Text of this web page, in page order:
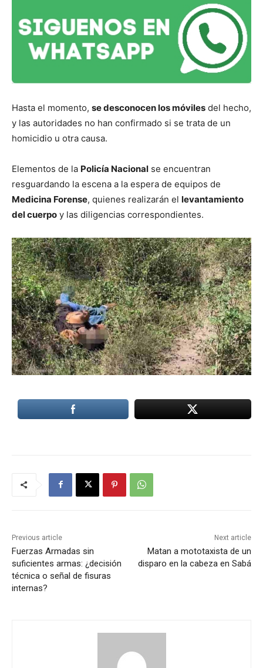
Hasta el momento, se desconocen los móviles del hecho,
y las autoridades no han confirmado si se trata de un
homicidio u otra causa.
Elementos de la Policía Nacional se encuentran
resguardando la escena a la espera de equipos de
Medicina Forense, quienes realizarán el levantamiento
del cuerpo y las diligencias correspondientes.
Previous article
Fuerzas Armadas sin
suficientes armas: ¿decisión
técnica o señal de fisuras
internas?
Next article
Matan a mototaxista de un
disparo en la cabeza en Sabá